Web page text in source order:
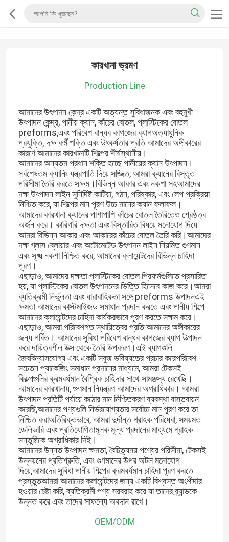
কারখানা ভ্রমণ
Production Line
আমাদের উৎপাদন কেন্দ্র একটি অত্যন্ত সুবিধাজনক এবং বহুমুখী
উৎপাদন কেন্দ্র, পানীয় ক্যান, কাঁচের বোতল, প্লাস্টিকের বোতল
preforms,এবং পরিবেশ বান্ধব কাগজের ব্যাগঅত্যাধুনিক
প্রযুক্তি, দক্ষ কর্মীশক্তি এবং উৎকর্ষতার প্রতি আমাদের অঙ্গীকারের
কারণে আমাদের কারখানাটি শিল্পের শীর্ষস্থানীয়।
আমাদের অন্যতম প্রধান শক্তি হচ্ছে পানীয়ের ক্যান উৎপাদন।
সর্বশেষতম ক্যানিং যন্ত্রপাতি দিয়ে সজ্জিত, আমরা ক্যানের বিস্তৃত
পরিসীমা তৈরি করতে সক্ষম।বিভিন্ন আকার এবং নকশা সহআমাদের
দক্ষ উৎপাদন লাইন সুনির্দিষ্ট কাটিয়া, গঠন, পরিষ্কার, এবং লেপ প্রক্রিয়া
নিশ্চিত করে, যা শিল্পের মান পূরণ উচ্চ মানের ক্যান ফলাফল।
আমাদের কারখানা ক্যানের পাশাপাশি কাঁচের বোতল তৈরিতেও শ্রেষ্ঠত্ব
অর্জন করে। কারিগরি দক্ষতা এবং বিস্তারিত বিষয়ে মনোযোগ দিয়ে
আমরা বিভিন্ন আকার এবং আকারের কাঁচের বোতল তৈরি করি।আমাদের
দক্ষ গ্লাস ব্লোয়ার এবং অটোমেটেড উৎপাদন লাইন নিয়মিত গুণমান
এবং সূক্ষ্ম নকশা নিশ্চিত করে, আমাদের ক্লায়েন্টদের বিভিন্ন চাহিদা
পূরণ।
এছাড়াও, আমাদের দক্ষতা প্লাস্টিকের বোতল প্রিফর্মগুলিতে প্রসারিত
হয়, যা প্লাস্টিকের বোতল উৎপাদনের ভিত্তি হিসেবে কাজ করে।আমরা
ব্যতিক্রমী নির্ভুলতা এবং ধারাবাহিকতা সঙ্গে preforms উত্পাদনএই
ক্ষমতা আমাদের কাস্টমাইজড সমাধান প্রদান করতে এবং পানীয় শিল্পে
আমাদের ক্লায়েন্টদের চাহিদা কার্যকরভাবে পূরণ করতে সক্ষম করে।
এছাড়াও, আমরা পরিবেশগত স্থায়িত্বের প্রতি আমাদের অঙ্গীকারের
জন্য গর্বিত। আমাদের সুবিধা পরিবেশ বান্ধব কাগজের ব্যাগ উত্পাদন
করে দায়িত্বশীল উত্স থেকে তৈরি উপকরণ।এই ব্যাগগুলি
জৈববিন্যাসযোগ্য এবং একটি সবুজ ভবিষ্যতের প্রচার করেপরিবেশ
সচেতন প্যাকেজিং সমাধান প্রদানের মাধ্যমে, আমরা টেকসই
বিকল্পগুলির ক্রমবর্ধমান বৈশ্বিক চাহিদার সাথে সামঞ্জস্য রেখেছি।
আমাদের কারখানায়, গুণমান নিয়ন্ত্রণ আমাদের অগ্রাধিকার। আমরা
উৎপাদন প্রতিটি পর্যায়ে কঠোর মান নিশ্চিতকরণ ব্যবস্থা বাস্তবায়ন
করেছি,আমাদের পণ্যগুলি নির্ভরযোগ্যতার সর্বোচ্চ মান পূরণ করে তা
নিশ্চিত করাঅতিরিক্তভাবে, আমরা দুর্দান্ত গ্রাহক পরিষেবা, সময়মত
ডেলিভারি এবং প্রতিযোগিতামূলক মূল্য প্রদানের মাধ্যমে গ্রাহক
সন্তুষ্টিকে অগ্রাধিকার দিই।
আমাদের উন্নত উৎপাদন ক্ষমতা, বৈচিত্র্যময় পণ্যের পরিসীমা, টেকসই
উন্নয়নের প্রতিশ্রুতি, এবং গুণমানের উপর অটল মনোযোগ
দিয়ে,আমাদের সুবিধা পানীয় শিল্পের ক্রমবর্ধমান চাহিদা পূরণ করতে
প্রস্তুতআমরা আমাদের ক্লায়েন্টদের জন্য একটি বিশ্বস্ত অংশীদার
হওয়ার চেষ্টা করি, ব্যতিক্রমী পণ্য সরবরাহ করে যা তাদের ব্র্যান্ডকে
উন্নত করে এবং তাদের সাফল্যে অবদান রাখে।
OEM/ODM